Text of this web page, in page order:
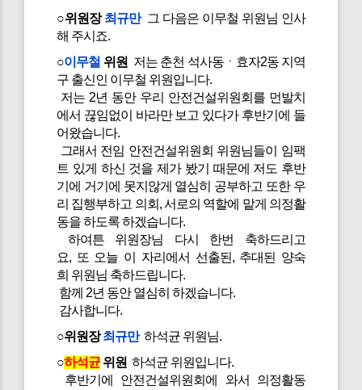
○위원장최규만그 다음은 이무철 위원님 인사
해 주시죠.
○이무철 위원 저는 춘천 석사동ㆍ효자2동 지역
구 출신인 이무철 위원입니다.
저는 2년 동안 우리 안전건설위원회를 먼발치
에서 끊임없이 바라만 보고 있다가 후반기에 들
어왔습니다.
그래서 전임 안전건설위원회 위원님들이 임팩
트 있게 하신 것을 제가 봤기 때문에 저도 후반
기에 거기에 못지않게 열심히 공부하고 또한 우
리 집행부하고 의회, 서로의 역할에 맡게 의정활
동을 하도록 하겠습니다.
하여튼 위원장님 다시 한번 축하드리고
요, 또 오늘 이 자리에서 선출된, 추대된 양숙
희 위원님 축하드립니다.
함께 2년 동안 열심히 하겠습니다.
감사합니다.
○위원장최규만하석균 위원님.
○하석균위원 하석균 위원입니다.
후반기에 안전건설위원회에 와서 의정활동